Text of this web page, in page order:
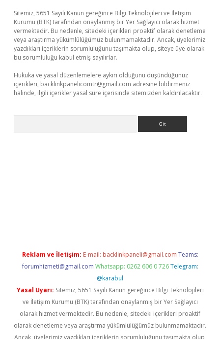
Sitemiz, 5651 Sayılı Kanun gereğince Bilgi Teknolojileri ve İletişim
Kurumu (BTK) tarafından onaylanmış bir Yer Sağlayıcı olarak hizmet
vermektedir. Bu nedenle, sitedeki içerikleri proaktif olarak denetleme
veya araştırma yükümlülüğümüz bulunmamaktadır. Ancak, üyelerimiz
yazdıkları içeriklerin sorumluluğunu taşımakta olup, siteye üye olarak
bu sorumluluğu kabul etmiş sayılırlar.
Hukuka ve yasal düzenlemelere aykırı olduğunu düşündüğünüz
içerikleri, backlinkpanelicomtr@gmail.com adresine bildirmeniz
halinde, ilgili içerikler yasal süre içerisinde sitemizden kaldırılacaktır.
Reklam ve İletişim: E-mail: backlinkpaneli@gmail.com Teams:
forumhizmeti@gmail.com Whatsapp: 0262 606 0 726 Telegram:
@karabul
Yasal Uyarı: Sitemiz, 5651 Sayılı Kanun gereğince Bilgi Teknolojileri
ve İletişim Kurumu (BTK) tarafından onaylanmış bir Yer Sağlayıcı
olarak hizmet vermektedir. Bu nedenle, sitedeki içerikleri proaktif
olarak denetleme veya araştırma yükümlülüğümüz bulunmamaktadır.
Ancak, üyelerimiz yazdıkları içeriklerin sorumluluğunu taşımakta olup,